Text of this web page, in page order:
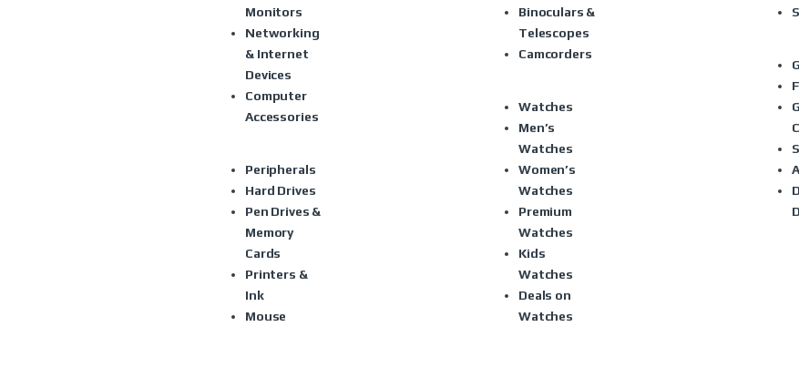
Monitors
Networking
& Internet
Devices
Computer
Accessories
Peripherals
Hard Drives
Pen Drives &
Memory
Cards
Printers &
Ink
Mouse
Binoculars &
Telescopes
Camcorders
Watches
Men’s
Watches
Women’s
Watches
Premium
Watches
Kids
Watches
Deals on
Watches